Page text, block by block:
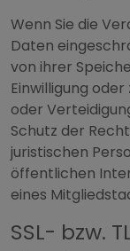
Wenn Sie die
Daten
von ihrer
Einwilligung
oder
Schutz der
juristischen
öffentlichen
eines
SSL- bzw.